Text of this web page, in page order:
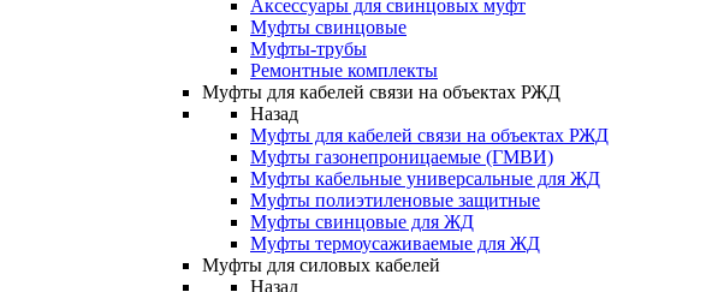
Аксессуары для свинцовых муфт
Муфты свинцовые
Муфты-трубы
Ремонтные комплекты
Муфты для кабелей связи на объектах РЖД
Назад
Муфты для кабелей связи на объектах РЖД
Муфты газонепроницаемые (ГМВИ)
Муфты кабельные универсальные для ЖД
Муфты полиэтиленовые защитные
Муфты свинцовые для ЖД
Муфты термоусаживаемые для ЖД
Муфты для силовых кабелей
Назад